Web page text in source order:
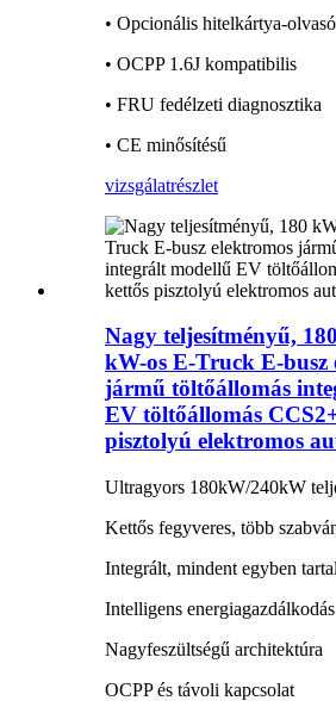
• Opcionális hitelkártya-olvasó
• OCPP 1.6J kompatibilis
• FRU fedélzeti diagnosztika
• CE minősítésű
vizsgálatrészlet
Nagy teljesítményű,
kW-os E-Truck E-busz
jármű töltőállomás
EV töltőállomás
pisztolyú elektromos
Ultragyors 180kW/240kW
Kettős fegyveres, több
Integrált, mindent egyben
Intelligens energiagazdálkodás
Nagyfeszültségű architektúra
OCPP és távoli kapcsolat